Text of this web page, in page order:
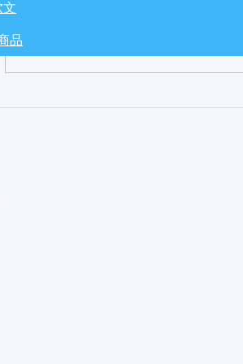
文
品